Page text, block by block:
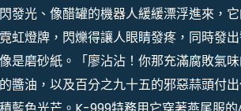
發光、像醋罐的機器人緩緩漂浮進來，
虹燈牌，閃爍得讓人眼睛發疼，同時發
是磨砂紙。「廖沾沾！你那充滿腐敗氣
醬油，以及百分之九十五的邪惡蒜頭付